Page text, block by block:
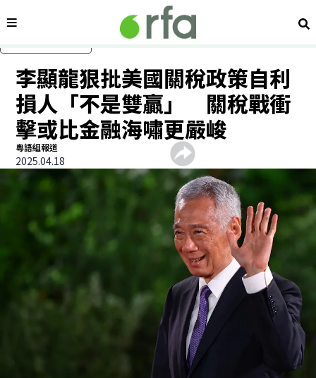
內容分類 搜
李顯龍狠批美國關稅政策自利
損人「不是雙贏」 關稅戰衝
擊或比金融海嘯更嚴峻
粵語組報道
2025.04.18